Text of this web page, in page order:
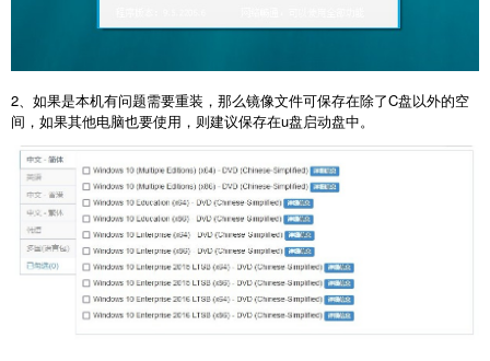
2、如果是本机有问题需要重装，那么镜像文件可保存在除了C盘以外的空
间，如果其他电脑也要使用，则建议保存在u盘启动盘中。